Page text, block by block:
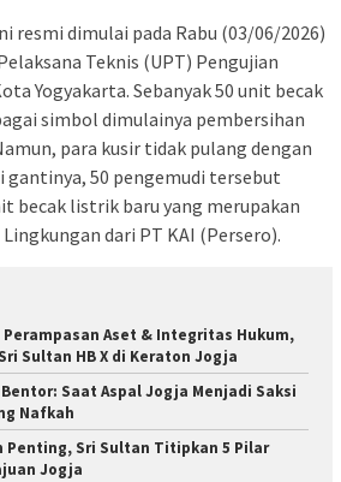
resmi dimulai pada Rabu (03/06/2026)
Teknis (UPT) Pengujian
Yogyakarta. Sebanyak 50 unit becak
simbol dimulainya pembersihan
para kusir tidak pulang dengan
gantinya, 50 pengemudi tersebut
becak listrik baru yang merupakan
dari PT KAI (Persero).
Perampasan Aset & Integritas Hukum,
Sultan HB X di Keraton Jogja
Saat Aspal Jogja Menjadi Saksi
Nafkah
Penting, Sri Sultan Titipkan 5 Pilar
Jogja